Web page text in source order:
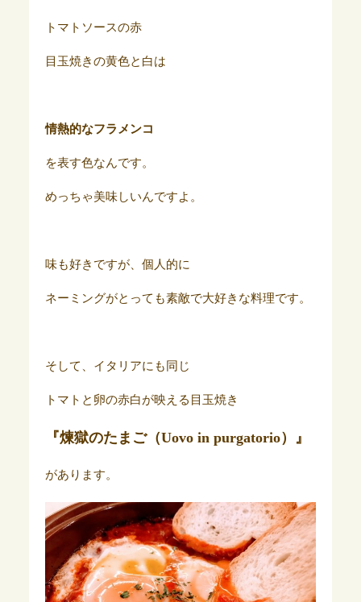
トマトソースの赤
目玉焼きの黄色と白は
情熱的なフラメンコ
を表す色なんです。
めっちゃ美味しいんですよ。
味も好きですが、個人的に
ネーミングがとっても素敵で大好きな料理です。
そして、イタリアにも同じ
トマトと卵の赤白が映える目玉焼き
『煉獄のたまご（Uovo in purgatorio）』
があります。